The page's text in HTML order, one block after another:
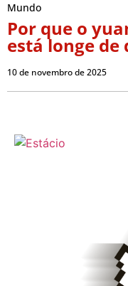
Mundo
Por que o
está longe de
10 de novembro de 2025